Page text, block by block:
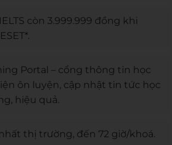
còn 3.999.999 đồng khi
Portal – cổng thông tin học
ôn luyện, cập nhật tin tức học
hiệu quả.
thị trường, đến 72 giờ/khoá.